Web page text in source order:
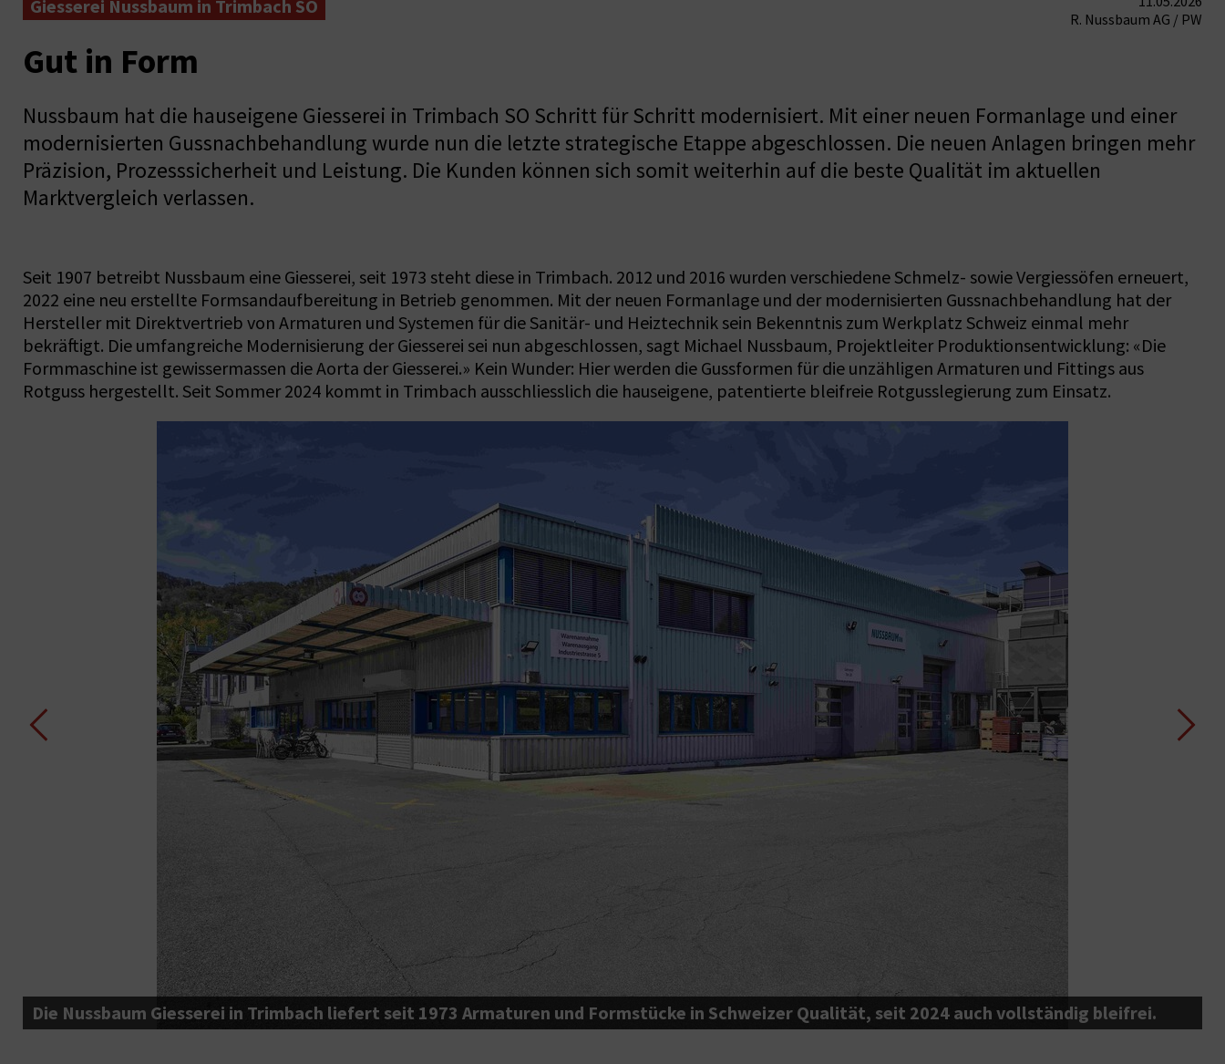
Giesserei Nussbaum in Trimbach SO
R. Nussbaum AG / PW
Gut in Form
Nussbaum hat die hauseigene Giesserei in Trimbach SO Schritt für Schritt modernisiert. Mit einer neuen Formanlage und einer
modernisierten Gussnachbehandlung wurde nun die letzte strategische Etappe abgeschlossen. Die neuen Anlagen bringen mehr
Präzision, Prozesssicherheit und Leistung. Die Kunden können sich somit weiterhin auf die beste Qualität im aktuellen
Marktvergleich verlassen.
Seit 1907 betreibt Nussbaum eine Giesserei, seit 1973 steht diese in Trimbach. 2012 und 2016 wurden verschiedene Schmelz- sowie Vergiessöfen erneuert,
2022 eine neu erstellte Formsandaufbereitung in Betrieb genommen. Mit der neuen Formanlage und der modernisierten Gussnachbehandlung hat der
Hersteller mit Direktvertrieb von Armaturen und Systemen für die Sanitär- und Heiztechnik sein Bekenntnis zum Werkplatz Schweiz einmal mehr
bekräftigt. Die umfangreiche Modernisierung der Giesserei sei nun abgeschlossen, sagt Michael Nussbaum, Projektleiter Produktionsentwicklung: «Die
Formmaschine ist gewissermassen die Aorta der Giesserei.» Kein Wunder: Hier werden die Gussformen für die unzähligen Armaturen und Fittings aus
Rotguss hergestellt. Seit Sommer 2024 kommt in Trimbach ausschliesslich die hauseigene, patentierte bleifreie Rotgusslegierung zum Einsatz.
Die Nussbaum Giesserei in Trimbach liefert seit 1973 Armaturen und Formstücke in Schweizer Qualität, seit 2024 auch vollständig bleifrei.